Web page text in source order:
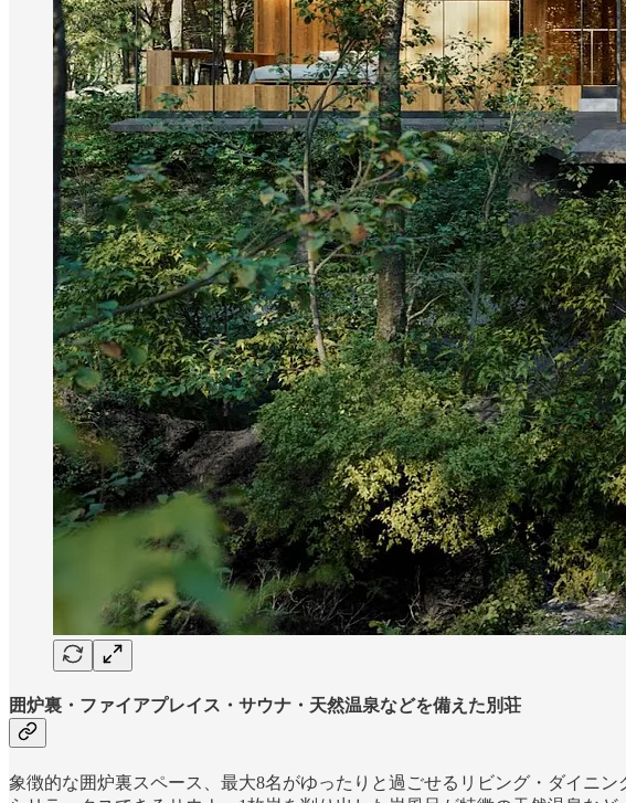
囲炉裏・ファイアプレイス・サウナ・天然温泉などを備えた別荘
象徴的な囲炉裏スペース、最大8名がゆったりと過ごせるリビング・ダイニ